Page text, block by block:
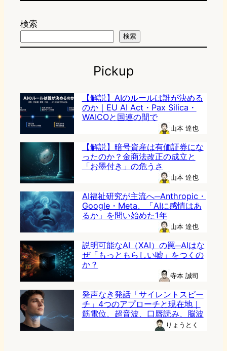
検索
検索
Pickup
【解説】AIのルールは誰が決める
のか｜EU AI Act・Pax Silica・
WAICOと国連の間で
山本 達也
【解説】暗号資産は有価証券にな
ったのか？金商法改正の成立と
「お墨付き」の危うさ
山本 達也
AI福祉研究が主流へ─Anthropic・
Google・Meta、「AIに感情はあ
るか」を問い始めた1年
山本 達也
説明可能なAI（XAI）の罠─AIはな
ぜ「もっともらしい嘘」をつくの
か？
寺本 誠司
発声なき発話「サイレントスピー
チ」4つのアプローチと現在地｜
筋電位、超音波、口唇読み、脳波
りょうとく